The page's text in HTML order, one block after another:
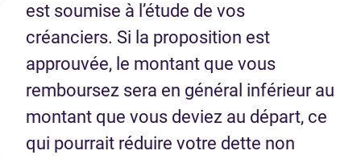
est soumise à l’étude de vos
créanciers. Si la proposition est
approuvée, le montant que vous
remboursez sera en général inférieur au
montant que vous deviez au départ, ce
qui pourrait réduire votre dette non